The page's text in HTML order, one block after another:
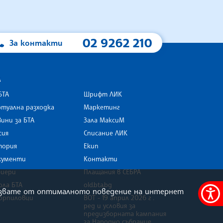
Меню
За контакти 02 9262 210
разходка
за БТА
БТА
Шрифт ЛИК
Маркетинг
Зала МаксиМ
Списание ЛИК
Екип
Контакти
Плащания в СЕБРА
old.bta.bg
ВОТ - 19 април 2026 г .
ред и условия за
предизборната кампания
от оптималното поведение на интернет